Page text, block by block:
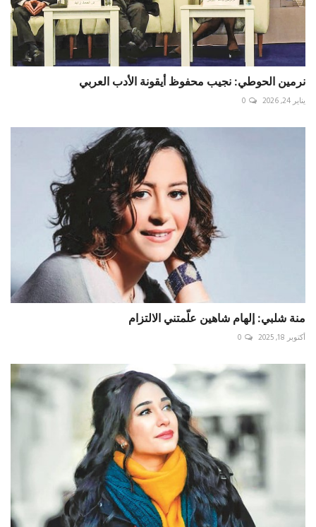
نرمين الحوطي: نجيب محفوظ أيقونة الأدب العربي
يناير 24, 2026 0
منة شلبي: إلهام شاهين علّمتني الالتزام
أكتوبر 18, 2025 0